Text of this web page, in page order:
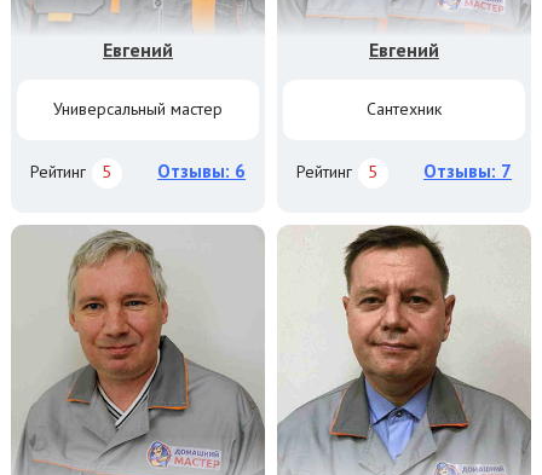
Евгений
Универсальный мастер
Рейтинг 5 Отзывы: 6
Евгений
Сантехник
Рейтинг 5 Отзывы: 7